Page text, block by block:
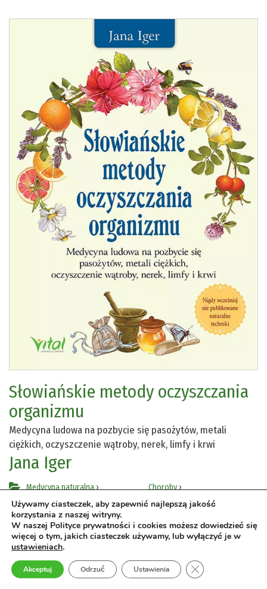
Słowiańskie metody oczyszczania
organizmu
Medycyna ludowa na pozbycie się pasożytów, metali
ciężkich, oczyszczenie wątroby, nerek, limfy i krwi
Jana Iger
Medycyna naturalna›
ziołolecznictwo
Terapie› ćwiczenia oddechowe
Zdrowie
wzmocnienie odporności
Choroby›
choroby układu krążenia
choroby układu pokarmowego
ebooki oczyszczanie jelit oczyszczanie nerek
Używamy ciasteczek, aby zapewnić najlepszą jakość
korzystania z naszej witryny.
W naszej Polityce prywatności i cookies możesz dowiedzieć się
więcej o tym, jakich ciasteczek używamy, lub wyłączyć je w
ustawieniach.
Akceptuj Odrzuć Ustawienia Zamknij panel